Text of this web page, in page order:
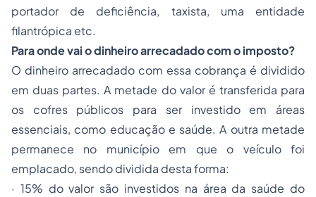
portador de deficiência, taxista, uma entidade
filantrópica etc.
Para onde vai o dinheiro arrecadado com o imposto?
O dinheiro arrecadado com essa cobrança é dividido
em duas partes. A metade do valor é transferida para
os cofres públicos para ser investido em áreas
essenciais, como educação e saúde. A outra metade
permanece no município em que o veículo foi
emplacado, sendo dividida desta forma:
· 15% do valor são investidos na área da saúde do